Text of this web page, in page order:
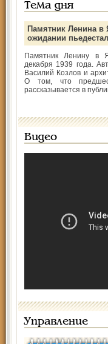
Тема дня
Памятник Ленина в
ожидании
Памятник Ленину в
декабря 1939 года.
Василий Козлов и
О том, что
рассказывается в
Видео
Управление